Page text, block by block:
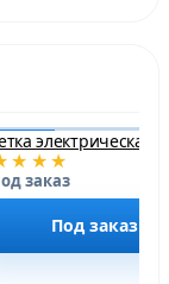
заказ
Под заказ